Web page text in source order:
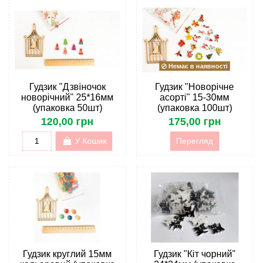
Гудзик "Дзвіночок
новорічний" 25*16мм
(упаковка 50шт)
120,00 грн
У Кошик
Немає в наявності
Гудзик "Новорічне
асорті" 15-30мм
(упаковка 100шт)
175,00 грн
Перегляд
Гудзик круглий 15мм
Гудзик "Кіт чорний"